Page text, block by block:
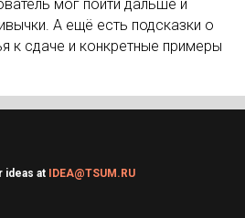
мог пойти дальше и
А ещё есть подсказки о
к сдаче и конкретные примеры
ideas at IDEA@TSUM.RU